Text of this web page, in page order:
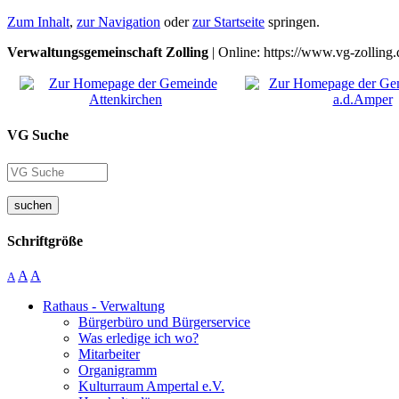
Zum Inhalt, zur Navigation oderzur Startseite springen.
Verwaltungsgemeinschaft Zolling | Online: https://www.vg-
VG Suche
suchen
Schriftgröße
A A A
Rathaus - Verwaltung
Bürgerbüro und Bürgerservice
Was erledige ich wo?
Mitarbeiter
Organigramm
Kulturraum Ampertal e.V.